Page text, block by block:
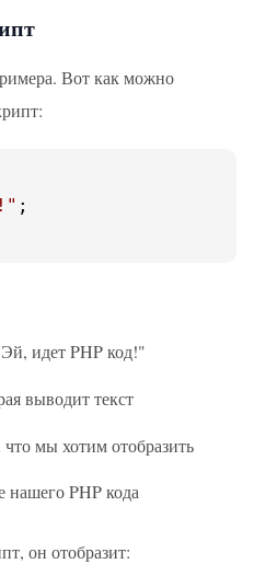
Вот как можно
идет PHP код!"
выводит текст
мы хотим отобразить
нашего PHP кода
он отобразит: